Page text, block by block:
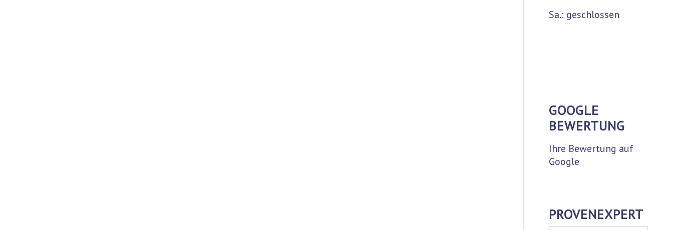
Sa.: geschlossen
GOOGLE
BEWERTUNG
Ihre Bewertung auf
Google
PROVENEXPERT